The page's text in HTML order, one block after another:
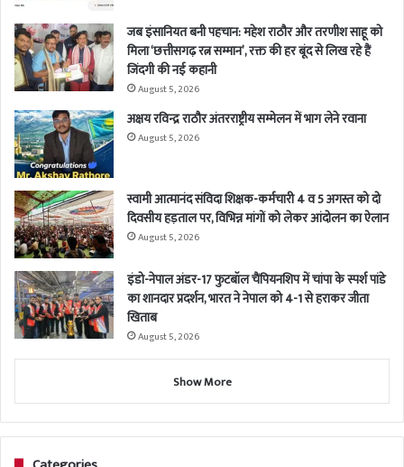
जब इंसानियत बनी पहचान: महेश राठौर और तरणीश साहू को
मिला ‘छत्तीसगढ़ रत्न सम्मान’, रक्त की हर बूंद से लिख रहे हैं
जिंदगी की नई कहानी
August 5, 2026
अक्षय रविन्द्र राठौर अंतरराष्ट्रीय सम्मेलन में भाग लेने रवाना
August 5, 2026
स्वामी आत्मानंद संविदा शिक्षक-कर्मचारी 4 व 5 अगस्त को दो
दिवसीय हड़ताल पर, विभिन्न मांगों को लेकर आंदोलन का ऐलान
August 5, 2026
इंडो-नेपाल अंडर-17 फुटबॉल चैंपियनशिप में चांपा के स्पर्श पांडे
का शानदार प्रदर्शन, भारत ने नेपाल को 4-1 से हराकर जीता
खिताब
August 5, 2026
Show More